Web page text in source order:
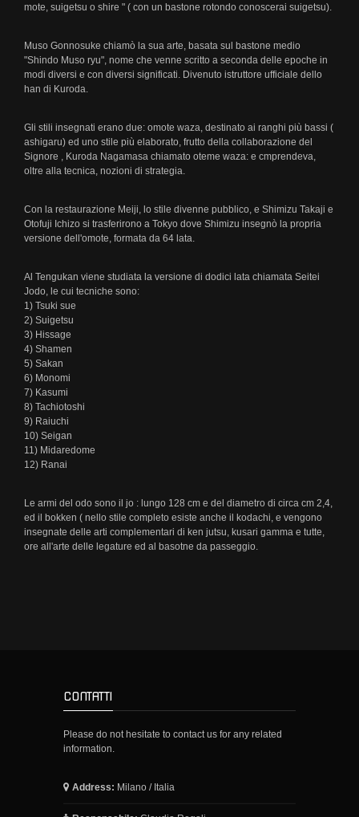
Iaijutsu
Maestri
Orari
Storia
Orari
Jodo
Storia
Galleria
Kendo
Kenjutsu
Contatti
mote, suigetsu o shire " ( con un bastone rotondo conoscerai suigetsu).
Muso Gonnosuke chiamò la sua arte, basata sul bastone medio
"Shindo Muso ryu", nome che venne scritto a seconda delle epoche in
modi diversi e con diversi significati. Divenuto istruttore ufficiale dello
han di Kuroda.
Gli stili insegnati erano due: omote waza, destinato ai ranghi più bassi (
ashigaru) ed uno stile più elaborato, frutto della collaborazione del
Signore , Kuroda Nagamasa chiamato oteme waza: e cmprendeva,
oltre alla tecnica, nozioni di strategia.
Con la restaurazione Meiji, lo stile divenne pubblico, e Shimizu Takaji e
Otofuji Ichizo si trasferirono a Tokyo dove Shimizu insegnò la propria
versione dell'omote, formata da 64 lata.
Al Tengukan viene studiata la versione di dodici lata chiamata Seitei
Jodo, le cui tecniche sono:
1) Tsuki sue
2) Suigetsu
3) Hissage
4) Shamen
5) Sakan
6) Monomi
7) Kasumi
8) Tachiotoshi
9) Raiuchi
10) Seigan
11) Midaredome
12) Ranai
Le armi del odo sono il jo : lungo 128 cm e del diametro di circa cm 2,4,
ed il bokken ( nello stile completo esiste anche il kodachi, e vengono
insegnate delle arti complementari di ken jutsu, kusari gamma e tutte,
ore all'arte delle legature ed al basotne da passeggio.
CONTATTI
Please do not hesitate to contact us for any related
information.
Address: Milano / Italia